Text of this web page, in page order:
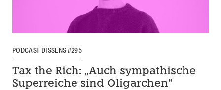
PODCAST DISSENS #295
Tax the Rich: „Auch sympathische
Superreiche sind Oligarchen“